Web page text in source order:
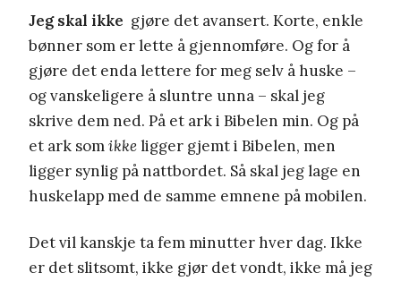
Jeg skal ikke gjøre det avansert. Korte, enkle
bønner som er lette å gjennomføre. Og for å
gjøre det enda lettere for meg selv å huske –
og vanskeligere å sluntre unna – skal jeg
skrive dem ned. På et ark i Bibelen min. Og på
et ark somikkeligger gjemt i Bibelen, men
ligger synlig på nattbordet. Så skal jeg lage en
huskelapp med de samme emnene på mobilen.
Det vil kanskje ta fem minutter hver dag. Ikke
er det slitsomt, ikke gjør det vondt, ikke må jeg